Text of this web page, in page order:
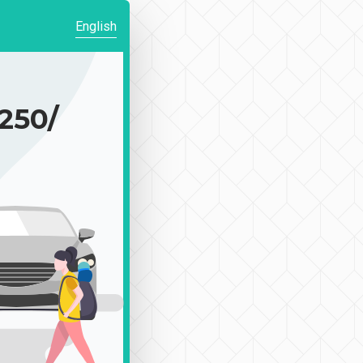
English